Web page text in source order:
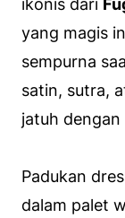
yang magis
sempurna
satin, sutra,
jatuh dengan
Padukan
dalam palet